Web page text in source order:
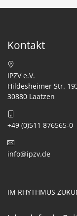
Kontakt
IPZV e.V.
Hildesheimer Str.
30880 Laatzen
+49 (0)511 876565-0
info@ipzv.de
IM RHYTHMUS